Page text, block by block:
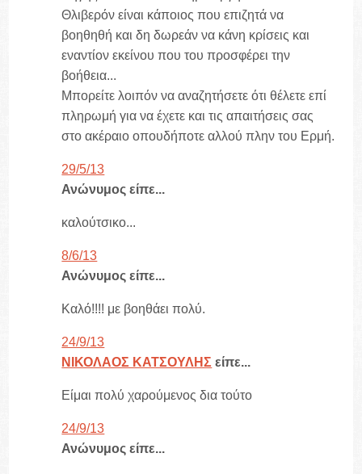
Θλιβερόν είναι κάποιος που επιζητά να
βοηθηθή και δη δωρεάν να κάνη κρίσεις και
εναντίον εκείνου που του προσφέρει την
βοήθεια...
Μπορείτε λοιπόν να αναζητήσετε ότι θέλετε επί
πληρωμή για να έχετε και τις απαιτήσεις σας
στο ακέραιο οπουδήποτε αλλού πλην του Ερμή.
29/5/13
Ανώνυμος είπε...
καλούτσικο...
8/6/13
Ανώνυμος είπε...
Καλό!!!! με βοηθάει πολύ.
24/9/13
ΝΙΚΟΛΑΟΣ ΚΑΤΣΟΥΛΗΣ είπε...
Είμαι πολύ χαρούμενος δια τούτο
24/9/13
Ανώνυμος είπε...